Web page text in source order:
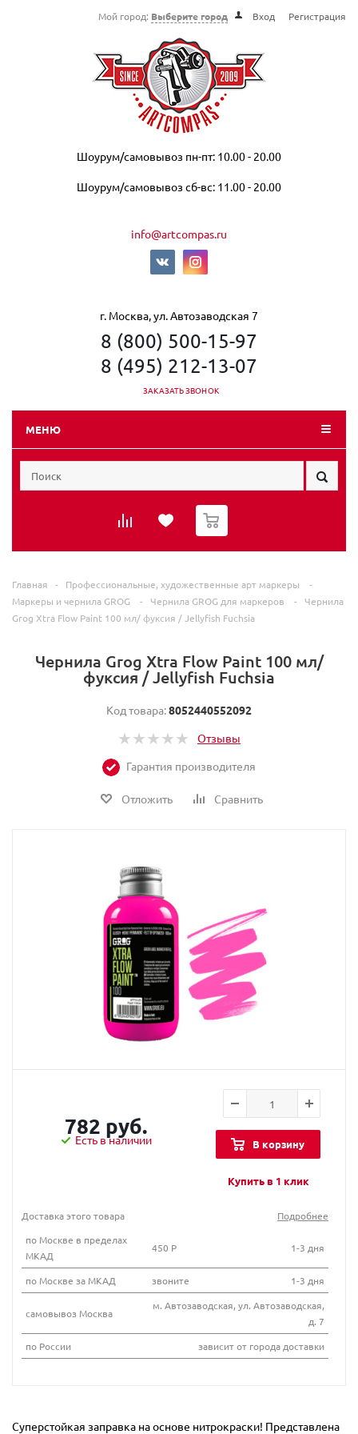
Мой город: Выберите город Вход Регистрация
Шоурум/самовывоз пн-пт: 10.00 - 20.00
Шоурум/самовывоз сб-вс: 11.00 - 20.00
info@artcompas.ru
г. Москва, ул. Автозаводская 7
8 (800) 500-15-97
8 (495) 212-13-07
ЗАКАЗАТЬ ЗВОНОК
МЕНЮ
0
Главная - Профессиональные, художественные арт маркеры
-
Маркеры и чернила GROG
- Чернила GROG для маркеров -
Чернила
Grog Xtra Flow Paint 100 мл/ фуксия / Jellyfish Fuchsia
Чернила Grog Xtra Flow Paint 100 мл/
фуксия / Jellyfish Fuchsia
Код товара:8052440552092
Отзывы
Гарантия производителя
Отложить Сравнить
782 руб.
Есть в наличии В корзину
Купить в 1 клик
Доставка этого товара
Подробнее
по Москве в пределах
МКАД
450 Р 1-3 дня
по Москве за МКАД звоните 1-3 дня
самовывоз Москва
м. Автозаводская, ул. Автозаводская,
д. 7
по России
зависит от города доставки
Суперстойкая заправка на основе нитрокраски! Представлена